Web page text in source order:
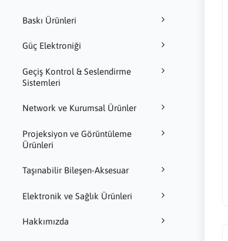
Baskı Ürünleri
Güç Elektroniği
Geçiş Kontrol & Seslendirme
Sistemleri
Network ve Kurumsal Ürünler
Projeksiyon ve Görüntüleme
Ürünleri
Taşınabilir Bileşen-Aksesuar
Elektronik ve Sağlık Ürünleri
Hakkımızda